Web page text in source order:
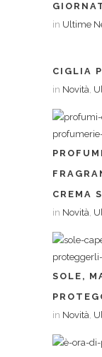
in Ultime
CIGLIA
in Novità,
CREMA
in Novità,
SOLE,
in Novità,